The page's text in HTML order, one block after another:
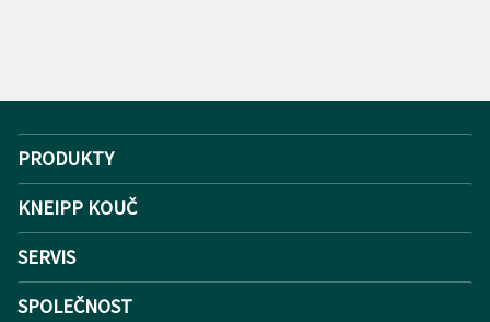
PRODUKTY
KNEIPP KOUČ
SERVIS
SPOLEČNOST